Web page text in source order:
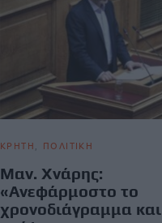
ΚΡΗΤΗ ΠΟΛΙΤΙΚΗ
Μαν. Χνάρης:
«Ανεφάρμοστο το
χρονοδιάγραμμα και